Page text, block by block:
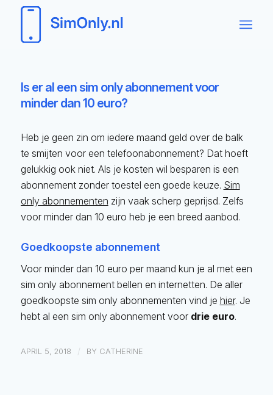
Is er al een sim only abonnement voor
minder dan 10 euro?
Heb je geen zin om iedere maand geld over de balk
te smijten voor een telefoonabonnement? Dat hoeft
gelukkig ook niet. Als je kosten wil besparen is een
abonnement zonder toestel een goede keuze. Sim
only abonnementen zijn vaak scherp geprijsd. Zelfs
voor minder dan 10 euro heb je een breed aanbod.
Goedkoopste abonnement
Voor minder dan 10 euro per maand kun je al met een
sim only abonnement bellen en internetten. De aller
goedkoopste sim only abonnementen vind je hier. Je
hebt al een sim only abonnement voor drie euro.
APRIL 5, 2018 / BY CATHERINE